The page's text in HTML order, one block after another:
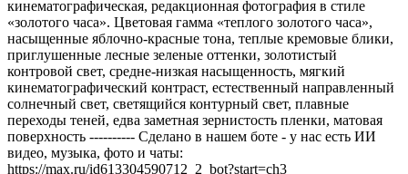
кинематографическая, редакционная фотография в стиле
«золотого часа». Цветовая гамма «теплого золотого часа»,
насыщенные яблочно-красные тона, теплые кремовые блики,
приглушенные лесные зеленые оттенки, золотистый
контровой свет, средне-низкая насыщенность, мягкий
кинематографический контраст, естественный направленный
солнечный свет, светящийся контурный свет, плавные
переходы теней, едва заметная зернистость пленки, матовая
поверхность ---------- Сделано в нашем боте - у нас есть ИИ
видео, музыка, фото и чаты:
https://max.ru/id613304590712_2_bot?start=ch3